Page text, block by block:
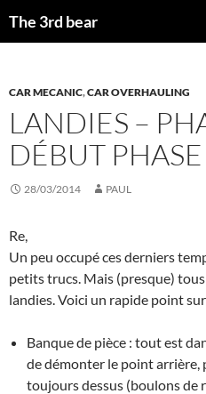
auThe 3rd bear
CAR MECANIC,CAR OVERHAULING
LANDIES –
DÉBUT
28/03/2014 PAUL
Re,
Un peu occupé ces derniers
petits trucs. Mais (presque)
landies. Voici un rapide point
Banque de pièce : tout est
de démonter le point arrière,
toujours dessus (boulons de